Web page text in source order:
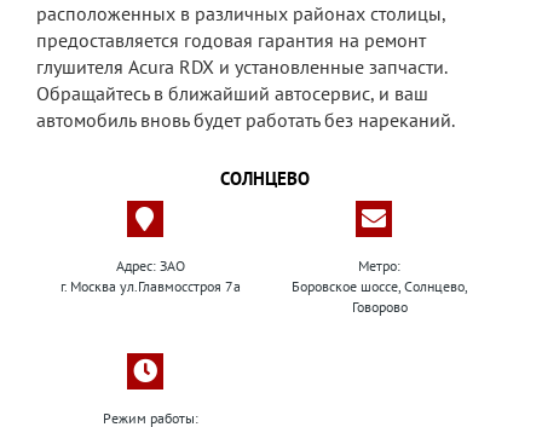
расположенных в различных районах столицы,
предоставляется годовая гарантия на ремонт
глушителя Acura RDX и установленные запчасти.
Обращайтесь в ближайший автосервис, и ваш
автомобиль вновь будет работать без нареканий.
СОЛНЦЕВО
Адрес: ЗАО
г. Москва ул.Главмосстроя 7а
Метро:
Боровское шоссе, Солнцево,
Говорово
Режим работы: